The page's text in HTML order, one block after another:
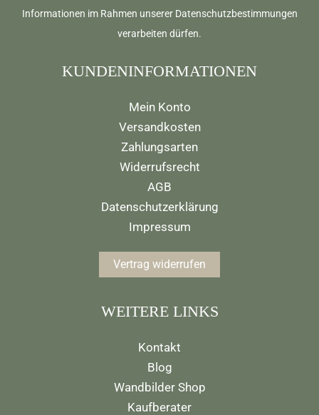
Informationen im Rahmen unserer Datenschutzbestimmungen
verarbeiten dürfen.
KUNDENINFORMATIONEN
Mein Konto
Versandkosten
Zahlungsarten
Widerrufsrecht
AGB
Datenschutzerklärung
Impressum
Vertrag widerrufen
WEITERE LINKS
Kontakt
Blog
Wandbilder Shop
Kaufberater